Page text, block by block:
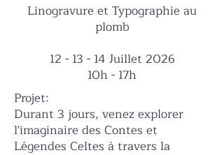
Linogravure et Typographie au
plomb
12 - 13 - 14 Juillet 2026
10h - 17h
Projet:
Durant 3 jours, venez explorer
l'imaginaire des Contes et
Légendes Celtes à travers la